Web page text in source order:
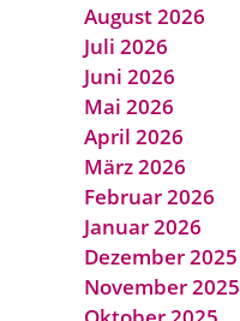
August 2026
Juli 2026
Juni 2026
Mai 2026
April 2026
März 2026
Februar 2026
Januar 2026
Dezember 2025
November 2025